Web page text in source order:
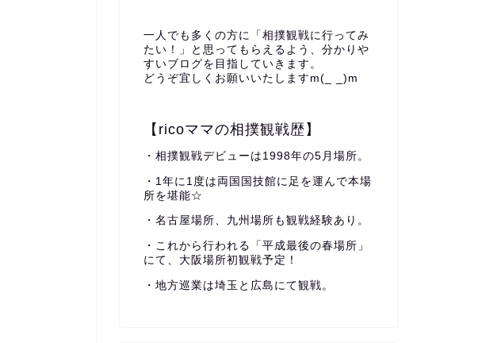
一人でも多くの方に「相撲観戦に行ってみ
たい！」と思ってもらえるよう、分かりや
すいブログを目指していきます。
どうぞ宜しくお願いいたしますm(_ _)m
【ricoママの相撲観戦歴】
・相撲観戦デビューは1998年の5月場所。
・1年に1度は両国国技館に足を運んで本場
所を堪能☆
・名古屋場所、九州場所も観戦経験あり。
・これから行われる「平成最後の春場所」
にて、大阪場所初観戦予定！
・地方巡業は埼玉と広島にて観戦。